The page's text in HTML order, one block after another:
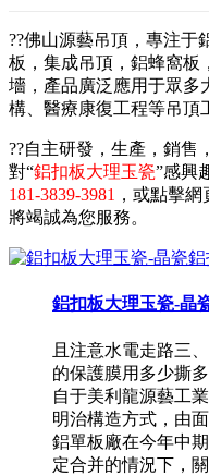
??佛山源藝吊頂，專注于
板，集成吊頂，鋁蜂窩板
墻，產品廣泛應用于眾多
構、醫療康復工程等吊頂
??自主研發，生產，銷售
對“鋁扣板大理玉瓷”感興
181-3839-3981 ，或點擊
將竭誠為您服務。
鋁扣板大理玉瓷-晶
且注意水電走路三
的保護膜用多少撕
自于美利龍源藝工
明治構造方式，由
鋁單板廠在今年中
定合并的情況下，